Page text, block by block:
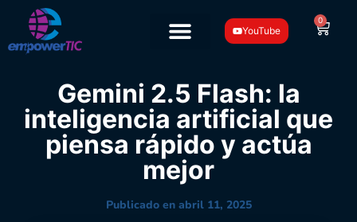
YouTube
0
Gemini 2.5 Flash: la
inteligencia artificial que
piensa rápido y actúa
mejor
Publicado en abril 11, 2025